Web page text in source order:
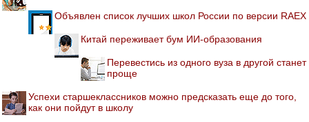
Объявлен список лучших школ России по версии RAEX
Китай переживает бум ИИ-образования
Перевестись из одного вуза в другой станет
проще
Успехи старшеклассников можно предсказать еще до того,
как они пойдут в школу